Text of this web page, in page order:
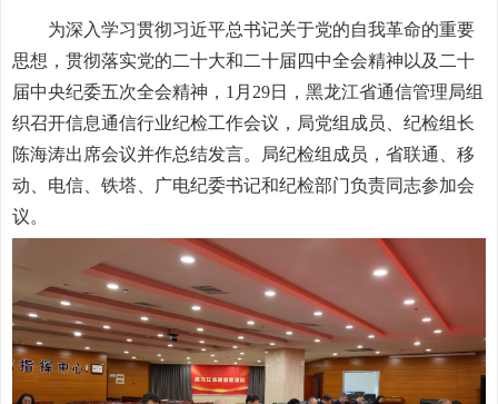
为深入学习贯彻习近平总书记关于党的自我革命的重要
思想，贯彻落实党的二十大和二十届四中全会精神以及二十
届中央纪委五次全会精神，1月29日，黑龙江省通信管理局组
织召开信息通信行业纪检工作会议，局党组成员、纪检组长
陈海涛出席会议并作总结发言。局纪检组成员，省联通、移
动、电信、铁塔、广电纪委书记和纪检部门负责同志参加会
议。